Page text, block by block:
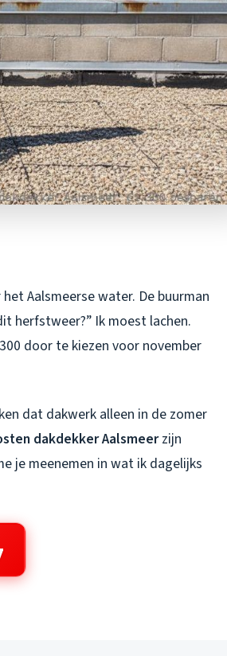
Aalsmeerse water. De buurman
herfstweer?” Ik moest lachen.
door te kiezen voor november
dat dakwerk alleen in de zomer
dakdekker Aalsmeerzijn
je meenemen in wat ik dagelijks